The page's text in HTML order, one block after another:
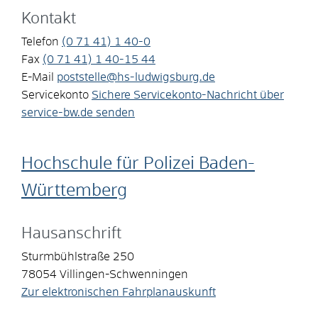
Kontakt
Telefon (0 71 41) 1 40-0
Fax (0 71 41) 1 40-15 44
E-Mail
poststelle@hs-ludwigsburg.de
Servicekonto Sichere Servicekonto-Nachricht über
service-bw.de senden
Hochschule für Polizei Baden-
Württemberg
Hausanschrift
Sturmbühlstraße 250
78054 Villingen-Schwenningen
Zur elektronischen Fahrplanauskunft